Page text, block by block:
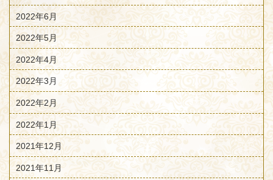
2022年6月
2022年5月
2022年4月
2022年3月
2022年2月
2022年1月
2021年12月
2021年11月